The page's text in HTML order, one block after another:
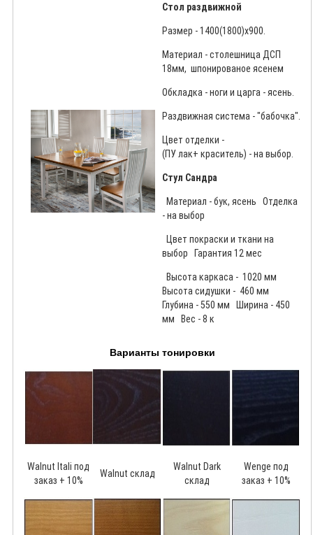
Стол раздвижной
Размер - 1400(1800)х900.
Материал - столешница ДСП
18мм, шпонированое ясенем
Обкладка - ноги и царга - ясень.
Раздвижная система - "бабочка".
Цвет отделки -
(ПУ лак+ краситель) - на выбор.
Стул Сандра
Материал - бук, ясень Отделка
- на выбор
Цвет покраски и ткани на
выбор Гарантия 12 мес
Высота каркаса - 1020 мм
Высота сидушки - 460 мм
Глубина - 550 мм Ширина - 450
мм Вес - 8 к
Варианты тонировки
Walnut Itali под
заказ + 10%
Walnut склад
Walnut Dark
склад
Wenge под
заказ + 10%